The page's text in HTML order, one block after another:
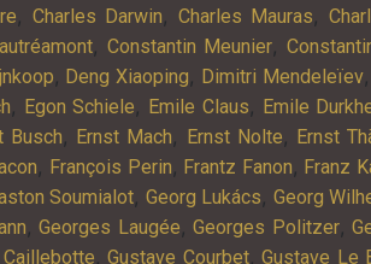
, Charles Darwin, Charles Mauras,
, Constantin Meunier,
, Deng Xiaoping, Dimitri Mendeleïev,
, Egon Schiele, Emile Claus, Emile
Busch, Ernst Mach, Ernst Nolte, Ernst
, François Perin, Frantz Fanon, Franz
Soumialot, Georg Lukács, Georg
,Georges Laugée,Georges Politzer,
,Gustave Courbet,Gustave Le